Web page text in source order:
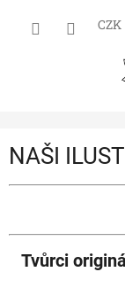
CZK
NAŠI
Tvůrci